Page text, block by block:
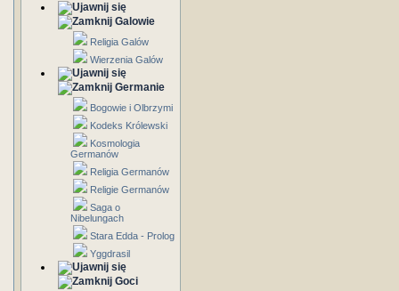
Galowie
Religia Galów
Wierzenia Galów
Germanie
Bogowie i Olbrzymi
Kodeks Królewski
Kosmologia
Germanów
Religia Germanów
Religie Germanów
Saga o
Nibelungach
Stara Edda - Prolog
Yggdrasil
Goci